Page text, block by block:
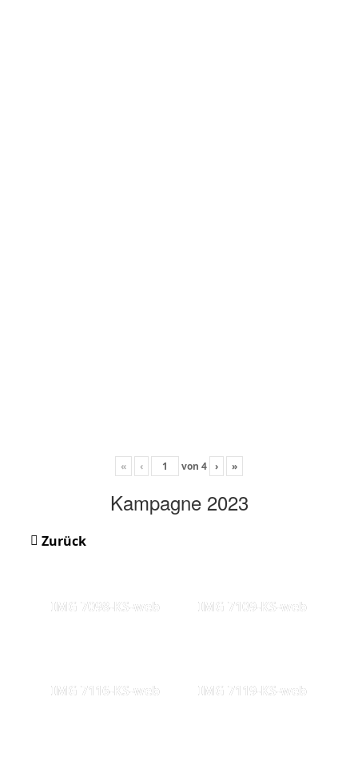
« ‹ von 4 › »
Kampagne 2023
Zurück
IMG 7098-KS-web IMG 7109-KS-web
IMG 7116-KS-web IMG 7119-KS-web